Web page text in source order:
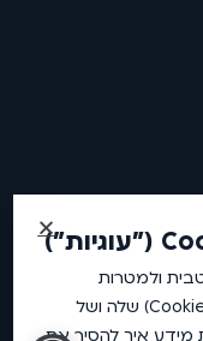
ולמטרות
אנליטיקה, האתר עושה שימוש ב"עוגיות" (Cookies) שלה ושל
מידע איך להסיר את